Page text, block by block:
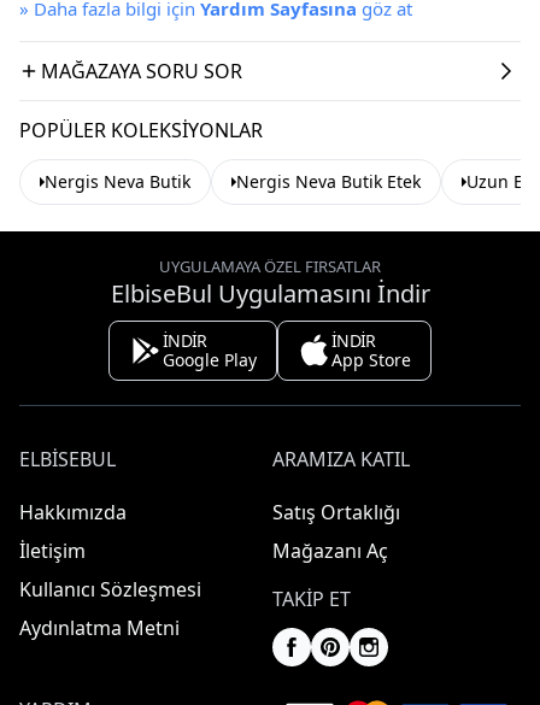
» Daha fazla bilgi için Yardım Sayfasına göz at
MAĞAZAYA SORU SOR
POPÜLER KOLEKSIYONLAR
Nergis Neva Butik Nergis Neva Butik Etek Uzun
UYGULAMAYA ÖZEL FIRSATLAR
ElbiseBul Uygulamasını İndir
İNDİR
Google Play
İNDİR
App Store
ELBISEBUL
Hakkımızda
İletişim
Kullanıcı Sözleşmesi
Aydınlatma Metni
ARAMIZA KATIL
Satış Ortaklığı
Mağazanı Aç
TAKIP ET